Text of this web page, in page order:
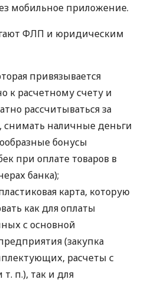
мобильное приложение.
ФЛП и юридическим
привязывается
к расчетному счету и
рассчитываться за
снимать наличные деньги
бонусы
при оплате товаров в
банка);
карта, которую
как для оплаты
с основной
(закупка
расчеты с
т. п.), так и для